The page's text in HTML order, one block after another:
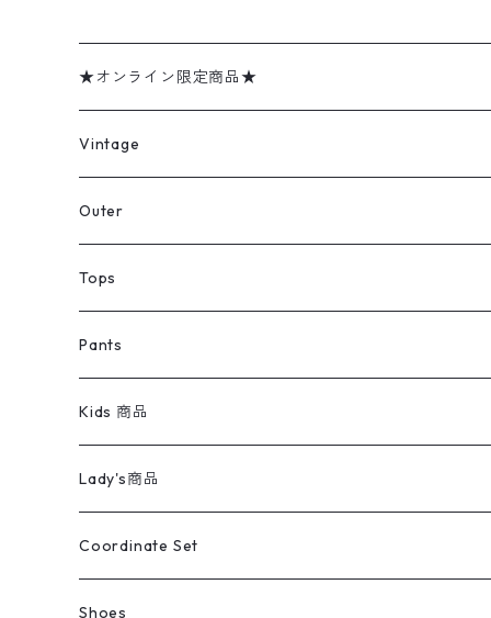
★オンライン限定商品★
ミリタリーデッドストック
アウター
デニムジャケット
ミリタリージャケット
トップス
半袖シャツ
長袖シャツ
パンツ
デニムパンツ
ミリタリーパンツ
レディース
アウター
トップス
キッズ
アウター
トップス
ライフスタイル雑貨
ラグ・ブランケット
ブランド
Vintage
Jacket
Tee
Sweat Shirts
REVERSE WEAVE
Pants
Shirts
Ladies
Sweater
Outer
コート
デニムジャケット
ミリタリージャケット
スウィングトップ
アウトドアナイロンジャケット
スポーツナイロンジャケット
Tops
Tシャツ
長袖シャツ
ブランドシャツ
ストライプシャツ
半袖シャツ
ポロシャツ
スウェット・パーカ
Pants
デニムパンツ
501,505
バギーズデニム
ミリタリーパンツ
チノパンツ
イージーパンツ
Kids 商品
Vintage
Tops
Pants
Tops
Pants
Lady's商品
Tシャツ
ブラウス／シャツ／デザイントップス
Coordinate Set
Shoes